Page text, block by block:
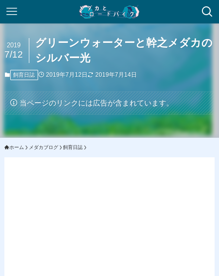
グリーンウォーターと幹之メダカの
シルバー光
2019
7/12
飼育日誌 2019年7月12日 2019年7月14日
当ページのリンクには広告が含まれています。
ホーム メダカブログ 飼育日誌